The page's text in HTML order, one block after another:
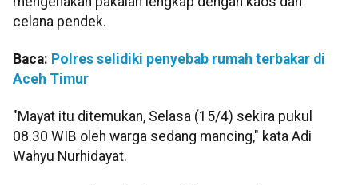
celana pendek.
Baca: Polres selidiki penyebab rumah terbakar di
Aceh Timur
"Mayat itu ditemukan, Selasa (15/4) sekira pukul
08.30 WIB oleh warga sedang mancing," kata Adi
Wahyu Nurhidayat.